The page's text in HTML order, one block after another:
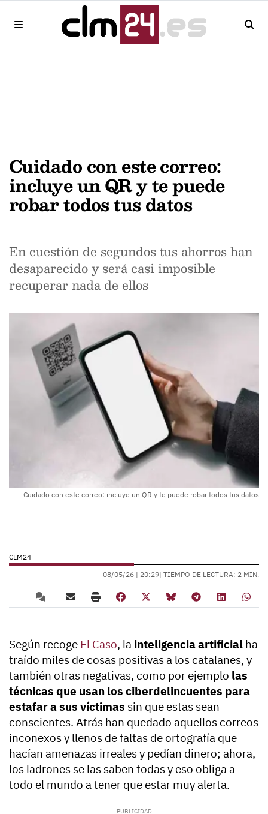
Cuidado con este correo:
incluye un QR y te puede
robar todos tus datos
En cuestión de segundos tus ahorros han
desaparecido y será casi imposible
recuperar nada de ellos
Cuidado con este correo: incluye un QR y te puede robar todos tus datos
CLM24
08/05/26 | 20:29| TIEMPO DE LECTURA: 2 MIN.
Según recoge El Caso, la inteligencia artificial ha
traído miles de cosas positivas a los catalanes, y
también otras negativas, como por ejemplo las
técnicas que usan los ciberdelincuentes para
estafar a sus víctimas sin que estas sean
conscientes. Atrás han quedado aquellos correos
inconexos y llenos de faltas de ortografía que
hacían amenazas irreales y pedían dinero; ahora,
los ladrones se las saben todas y eso obliga a
todo el mundo a tener que estar muy alerta.